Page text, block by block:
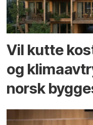
Vil kutte
og
norsk